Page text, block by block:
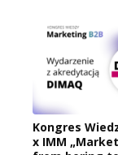
Kongres
x IMM